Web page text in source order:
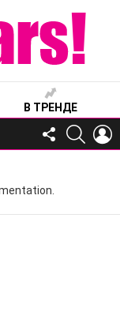
В ТРЕНДЕ
FOLLOW
US